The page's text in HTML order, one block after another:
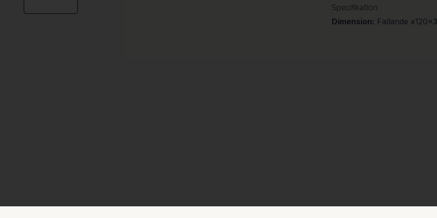
Specifikation
Dimension: Fallande